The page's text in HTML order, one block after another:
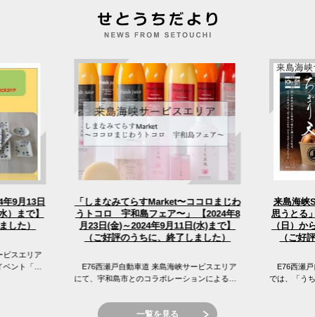
9月13日
）まで】
した）
スエリア
ント「え
「しまなみてらすMarket〜ココロまじわ
うトコロ 宇和島フェア〜」 【2024年8
月23日(金)～2024年9月11日(水)まで】
（ご好評のうちに、終了しました）
E76西瀬戸自動車道 来島海峡サービスエリア
にて、宇和島市とのコラボレーションによる
ロ 宇和島フェア〜」を開催...
来島海峡
思うとる
（日）か
（ご好
E76西瀬戸
では、「う
一覧を見る